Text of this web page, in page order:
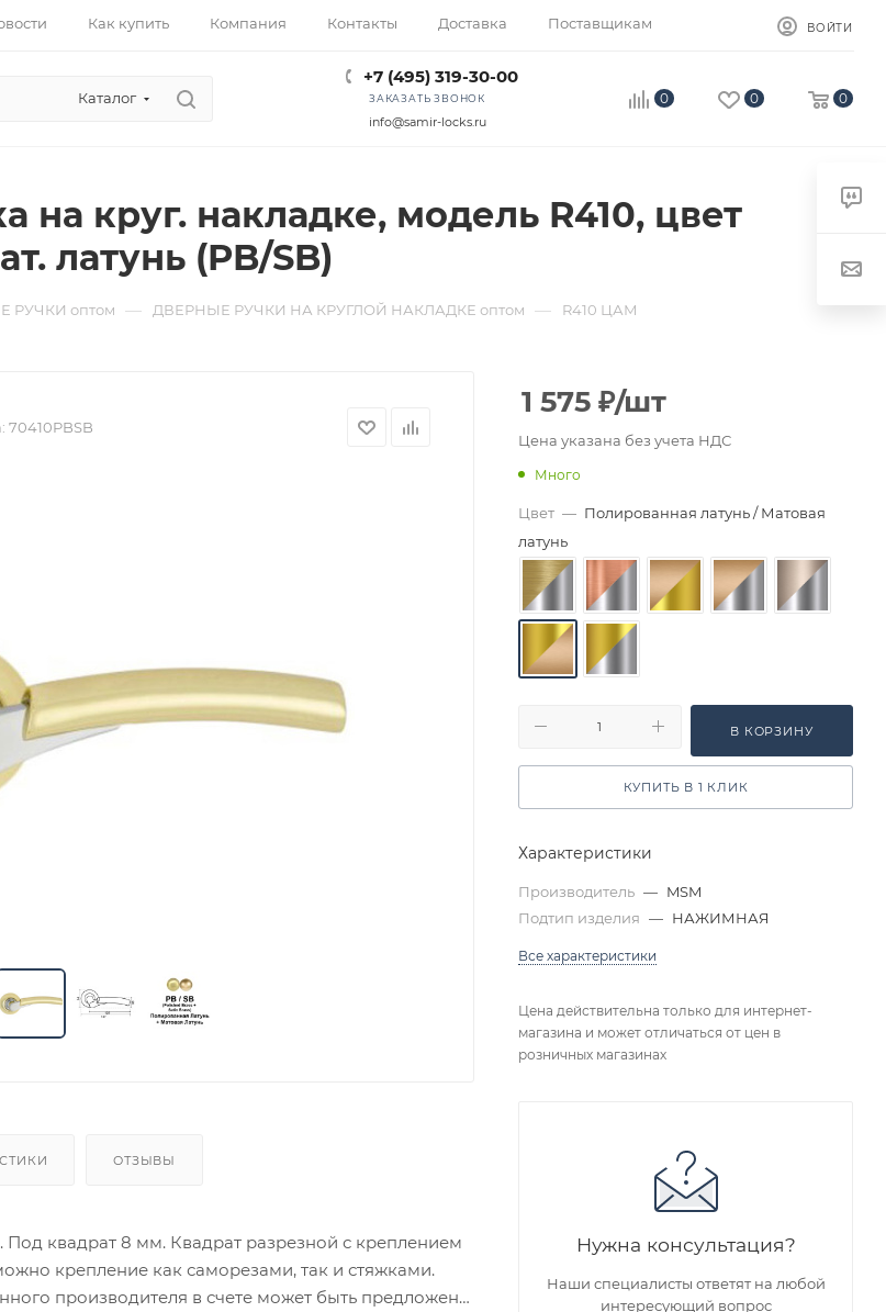
Как купить Компания Контакты Доставка Поставщикам ВОЙТИ
Каталог
+7 (495) 319-30-00
ЗАКАЗАТЬ ЗВОНОК
info@samir-locks.ru
0 0 0
на круг. накладке, модель R410, цвет
латунь (PB/SB)
РУЧКИ оптом — ДВЕРНЫЕ РУЧКИ НА КРУГЛОЙ НАКЛАДКЕ оптом — R410 ЦАМ
70410PBSB
ОТЗЫВЫ
квадрат 8 мм. Квадрат разрезной с креплением
крепление как саморезами, так и стяжками.
производителя в счете может быть предложен
1 575 ₽/шт
Цена указана без учета НДС
Много
Цвет — Полированная латунь / Матовая
латунь
В КОРЗИНУ
КУПИТЬ В 1 КЛИК
Характеристики
Производитель — MSM
Подтип изделия — НАЖИМНАЯ
Все характеристики
Цена действительна только для интернет-
магазина и может отличаться от цен в
розничных магазинах
Нужна консультация?
Наши специалисты ответят на любой
интересующий вопрос